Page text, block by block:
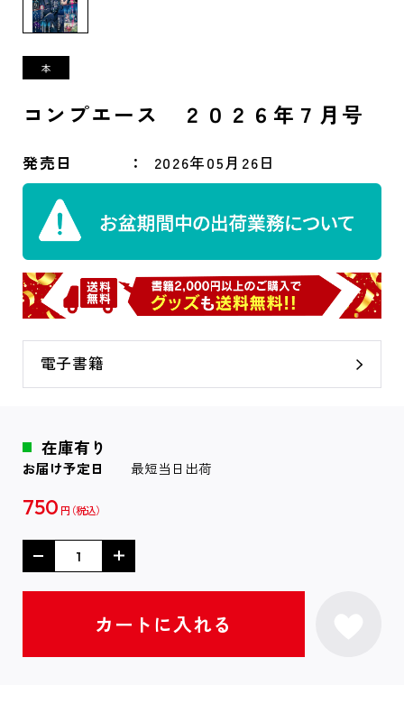
コンプエース ２０２６年７月号
発売日 2026年05月26日
電子書籍
在庫有り
お届け予定日 最短当日出荷
750 円